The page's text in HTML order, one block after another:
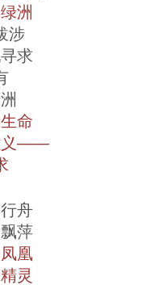
洲
涉
求
命
义——
舟
萍
凰
灵